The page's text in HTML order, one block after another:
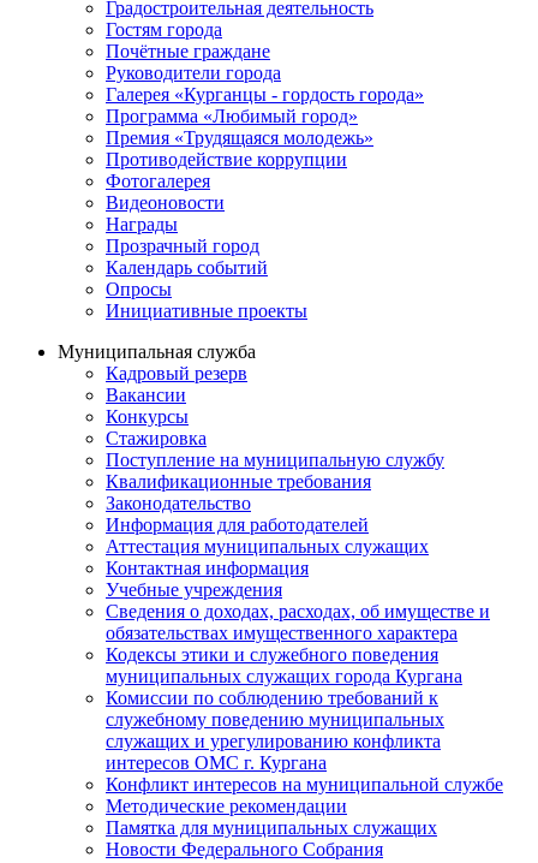
Градостроительная деятельность
Гостям города
Почётные граждане
Руководители города
Галерея «Курганцы - гордость города»
Программа «Любимый город»
Премия «Трудящаяся молодежь»
Противодействие коррупции
Фотогалерея
Видеоновости
Награды
Прозрачный город
Календарь событий
Опросы
Инициативные проекты
Муниципальная служба
Кадровый резерв
Вакансии
Конкурсы
Стажировка
Поступление на муниципальную службу
Квалификационные требования
Законодательство
Информация для работодателей
Аттестация муниципальных служащих
Контактная информация
Учебные учреждения
Сведения о доходах, расходах, об имуществе и
обязательствах имущественного характера
Кодексы этики и служебного поведения
муниципальных служащих города Кургана
Комиссии по соблюдению требований к
служебному поведению муниципальных
служащих и урегулированию конфликта
интересов ОМС г. Кургана
Конфликт интересов на муниципальной службе
Методические рекомендации
Памятка для муниципальных служащих
Новости Федерального Cобрания